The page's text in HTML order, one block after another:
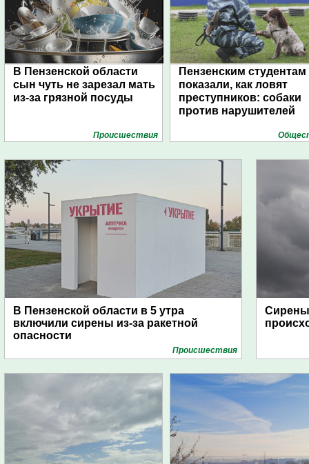
В Пензенской области
сын чуть не зарезал мать
из-за грязной посуды
Проиcшествия
Пензенским студентам
показали, как ловят
преступников: собаки
против нарушителей
В Пензенской области в 5 утра
включили сирены из-за ракетной
опасности
Проиcшествия
Сирены